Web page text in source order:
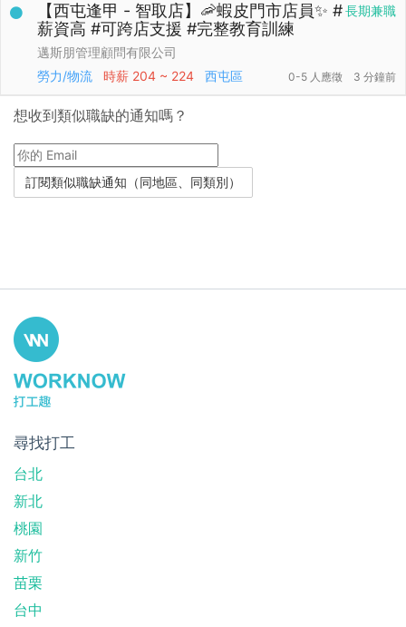
長期兼職
【西屯逢甲 - 智取店】🦐蝦皮門市店員✨ #
薪資高 #可跨店支援 #完整教育訓練
邁斯朋管理顧問有限公司
勞力/物流
時薪 204 ~ 224 西屯區 0-5 人應徵 3 分鐘前
想收到類似職缺的通知嗎？
尋找打工
台北
新北
桃園
新竹
苗栗
台中